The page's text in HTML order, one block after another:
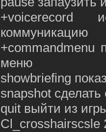
+voicerecord
коммуникацию
+commandmenu
меню
showbriefing
snapshot сделать
quit выйти из
Cl_crosshairscsle